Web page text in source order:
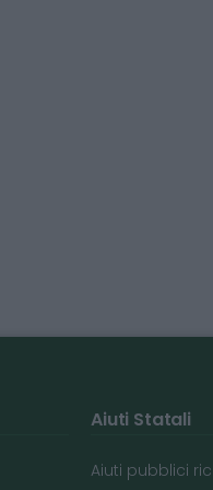
Aiuti Statali
Aiuti pubblici